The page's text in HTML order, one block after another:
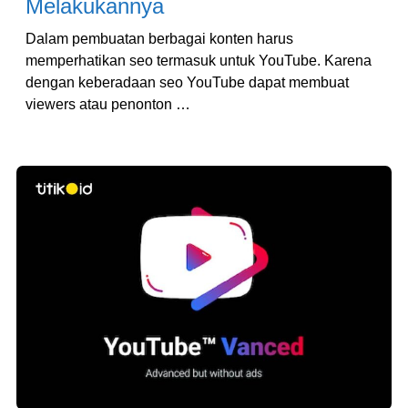
Melakukannya
Dalam pembuatan berbagai konten harus
memperhatikan seo termasuk untuk YouTube. Karena
dengan keberadaan seo YouTube dapat membuat
viewers atau penonton …